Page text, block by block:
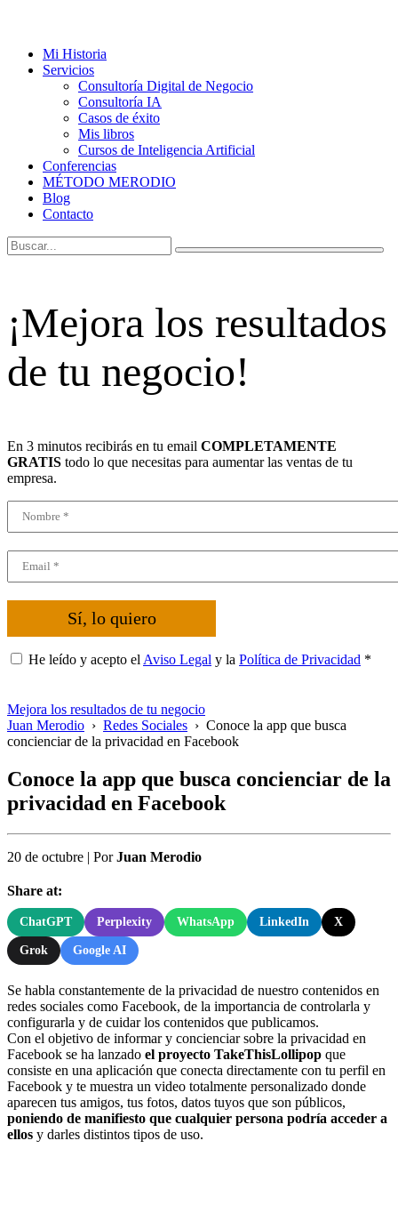
Mi Historia
Servicios
Consultoría Digital de Negocio
Consultoría IA
Casos de éxito
Mis libros
Cursos de Inteligencia Artificial
Conferencias
MÉTODO MERODIO
Blog
Contacto
¡Mejora los resultados
de tu negocio!
En 3 minutos recibirás en tu email COMPLETAMENTE
GRATIS todo lo que necesitas para aumentar las ventas de tu
empresa.
Sí, lo quiero
He leído y acepto el Aviso Legal y la Política de Privacidad *
Mejora los resultados de tu negocio
Juan Merodio › Redes Sociales › Conoce la app que busca
concienciar de la privacidad en Facebook
Conoce la app que busca concienciar de la
privacidad en Facebook
20 de octubre | PorJuan Merodio
Share at:
ChatGPT Perplexity WhatsApp LinkedIn X
Grok Google AI
Se habla constantemente de la privacidad de nuestro contenidos en
redes sociales como Facebook, de la importancia de controlarla y
configurarla y de cuidar los contenidos que publicamos.
Con el objetivo de informar y concienciar sobre la privacidad en
Facebook se ha lanzado el proyecto TakeThisLollipop que
consiste en una aplicación que conecta directamente con tu perfil en
Facebook y te muestra un video totalmente personalizado donde
aparecen tus amigos, tus fotos, datos tuyos que son públicos,
poniendo de manifiesto que cualquier persona podría acceder a
ellos y darles distintos tipos de uso.